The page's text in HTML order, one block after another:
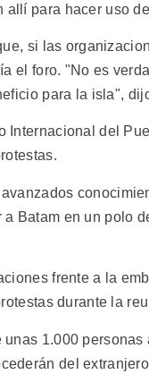
allí para hacer uso
si las
el foro. "No es
para la isla",
Internacional del
a Batam en un polo
frente a la
durante la
unas 1.000
del